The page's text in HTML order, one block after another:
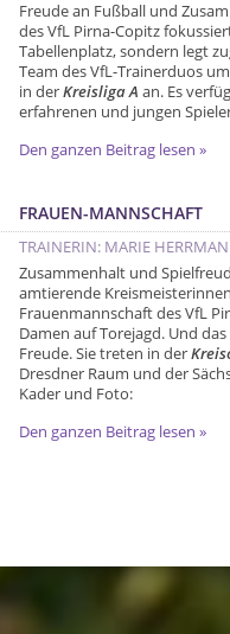
Freude an Fußball und
des VfL Pirna-Copitz
Tabellenplatz, sondern legt
Team des VfL-Trainerduos
in derKreisliga A an. Es
erfahrenen und jungen
Den ganzen Beitrag lesen »
FRAUEN-MANNSCHAFT
TRAINERIN: MARIE
Zusammenhalt und
amtierende
Frauenmannschaft des VfL
Damen auf Torejagd. Und
Freude. Sie treten in der
Dresdner Raum und der
Kader und Foto:
Den ganzen Beitrag lesen »